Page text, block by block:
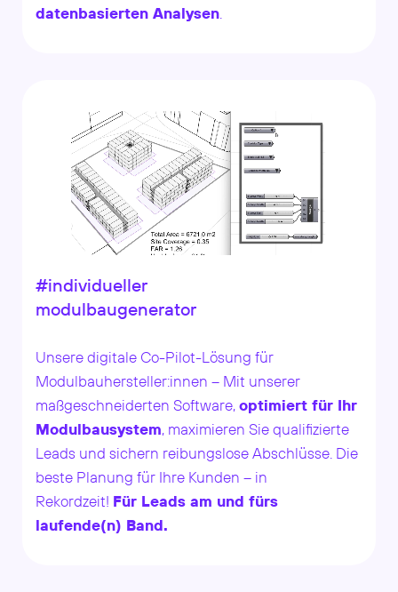
datenbasierten Analysen.
#individueller
modulbaugenerator
Unsere digitale Co-Pilot-Lösung für
Modulbauhersteller:innen – Mit unserer
maßgeschneiderten Software,optimiert für Ihr
Modulbausystem, maximieren Sie qualifizierte
Leads und sichern reibungslose Abschlüsse. Die
beste Planung für Ihre Kunden – in
Rekordzeit! Für Leads am und fürs
laufende(n) Band.